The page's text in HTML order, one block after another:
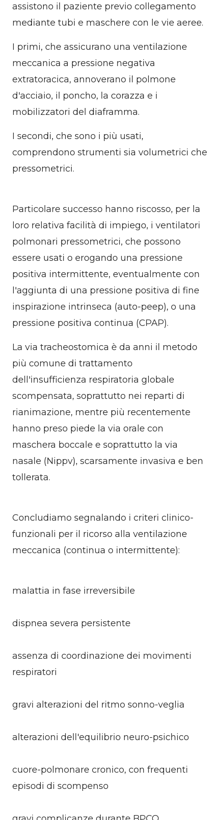
assistono il paziente previo collegamento
mediante tubi e maschere con le vie aeree.
I primi, che assicurano una ventilazione
meccanica a pressione negativa
extratoracica, annoverano il polmone
d'acciaio, il poncho, la corazza e i
mobilizzatori del diaframma.
I secondi, che sono i più usati,
comprendono strumenti sia volumetrici che
pressometrici.
Particolare successo hanno riscosso, per la
loro relativa facilità di impiego, i ventilatori
polmonari pressometrici, che possono
essere usati o erogando una pressione
positiva intermittente, eventualmente con
l'aggiunta di una pressione positiva di fine
inspirazione intrinseca (auto-peep), o una
pressione positiva continua (CPAP).
La via tracheostomica è da anni il metodo
più comune di trattamento
dell'insufficienza respiratoria globale
scompensata, soprattutto nei reparti di
rianimazione, mentre più recentemente
hanno preso piede la via orale con
maschera boccale e soprattutto la via
nasale (Nippv), scarsamente invasiva e ben
tollerata.
Concludiamo segnalando i criteri clinico-
funzionali per il ricorso alla ventilazione
meccanica (continua o intermittente):
malattia in fase irreversibile
dispnea severa persistente
assenza di coordinazione dei movimenti
respiratori
gravi alterazioni del ritmo sonno-veglia
alterazioni dell'equilibrio neuro-psichico
cuore-polmonare cronico, con frequenti
episodi di scompenso